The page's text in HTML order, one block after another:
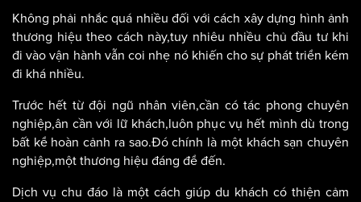
Không phải nhắc quá nhiều đối với cách xây dựng hình ảnh
thương hiệu theo cách này,tuy nhiêu nhiều chủ đầu tư khi
đi vào vận hành vẫn coi nhẹ nó khiến cho sự phát triển kém
đi khá nhiều.
Trước hết từ đội ngũ nhân viên,cần có tác phong chuyên
nghiệp,ân cần với lữ khách,luôn phục vụ hết mình dù trong
bất kể hoàn cảnh ra sao.Đó chính là một khách sạn chuyên
nghiệp,một thương hiệu đáng để đến.
Dịch vụ chu đáo là một cách giúp du khách có thiện cảm